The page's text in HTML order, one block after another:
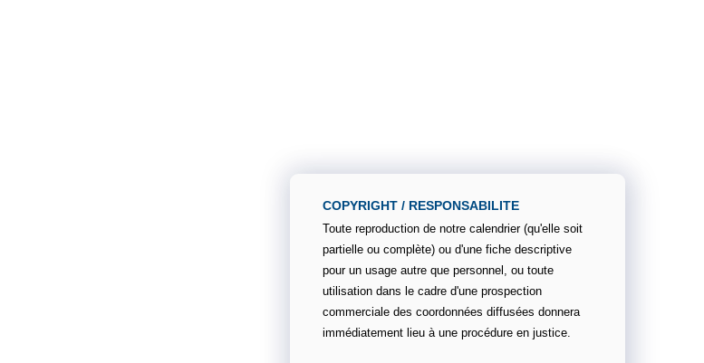
COPYRIGHT / RESPONSABILITE
Toute reproduction de notre calendrier (qu'elle soit
partielle ou complète) ou d'une fiche descriptive
pour un usage autre que personnel, ou toute
utilisation dans le cadre d'une prospection
commerciale des coordonnées diffusées donnera
immédiatement lieu à une procédure en justice.